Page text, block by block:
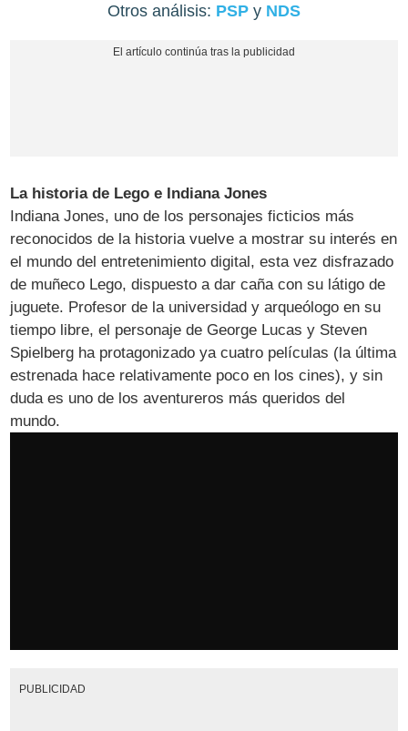
Otros análisis: PSP y NDS
La historia de Lego e Indiana Jones
Indiana Jones, uno de los personajes ficticios más
reconocidos de la historia vuelve a mostrar su interés en
el mundo del entretenimiento digital, esta vez disfrazado
de muñeco Lego, dispuesto a dar caña con su látigo de
juguete. Profesor de la universidad y arqueólogo en su
tiempo libre, el personaje de George Lucas y Steven
Spielberg ha protagonizado ya cuatro películas (la última
estrenada hace relativamente poco en los cines), y sin
duda es uno de los aventureros más queridos del
mundo.
PUBLICIDAD